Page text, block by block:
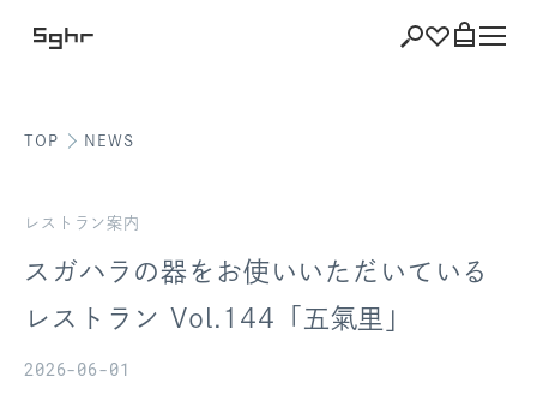
ショッピング
注文履歴
TOP NEWS
レストラン案内
スガハラの器をお使いいただいている
レストラン Vol.144「五氣里」
2026-06-01